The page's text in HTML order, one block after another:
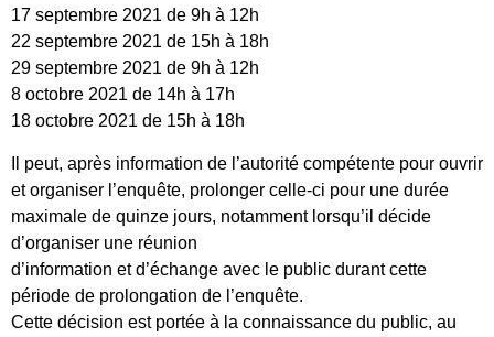
17 septembre 2021 de 9h à 12h
22 septembre 2021 de 15h à 18h
29 septembre 2021 de 9h à 12h
8 octobre 2021 de 14h à 17h
18 octobre 2021 de 15h à 18h
Il peut, après information de l’autorité compétente pour ouvrir
et organiser l’enquête, prolonger celle-ci pour une durée
maximale de quinze jours, notamment lorsqu’il décide
d’organiser une réunion
d’information et d’échange avec le public durant cette
période de prolongation de l’enquête.
Cette décision est portée à la connaissance du public, au